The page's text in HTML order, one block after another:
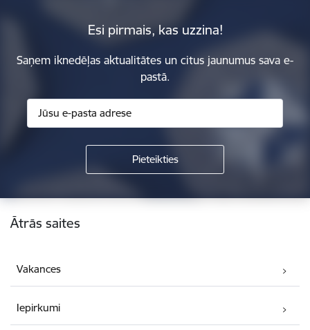
Esi pirmais, kas uzzina!
Saņem iknedēļas aktualitātes un citus jaunumus sava e-
pastā.
Kājene
Ātrās saites
Vakances
Iepirkumi